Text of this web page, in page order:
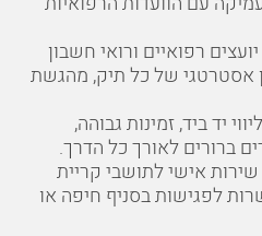
יועצים רפואיים ורואי חשבון
אסטרטגי של כל תיק, מהגשת
ליווי יד ביד, זמינות גבוהה,
ברורים לאורך כל הדרך.
שירות אישי לתושבי קריית
לפגישות בסניף חיפה או